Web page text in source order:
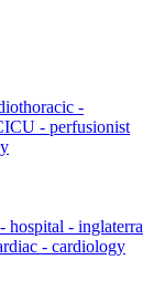
-
- perfusionist
hospital - inglaterra
- cardiology